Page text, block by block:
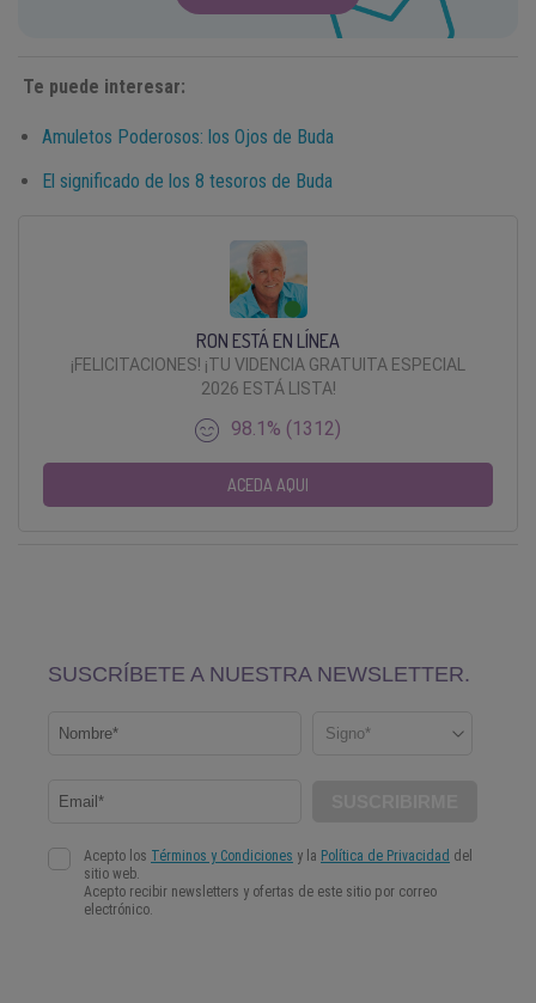
Te puede interesar:
Amuletos Poderosos: los Ojos de Buda
El significado de los 8 tesoros de Buda
RON ESTÁ EN LÍNEA
¡FELICITACIONES! ¡TU VIDENCIA GRATUITA ESPECIAL
2026 ESTÁ LISTA!
98.1% (1312)
ACEDA AQUI